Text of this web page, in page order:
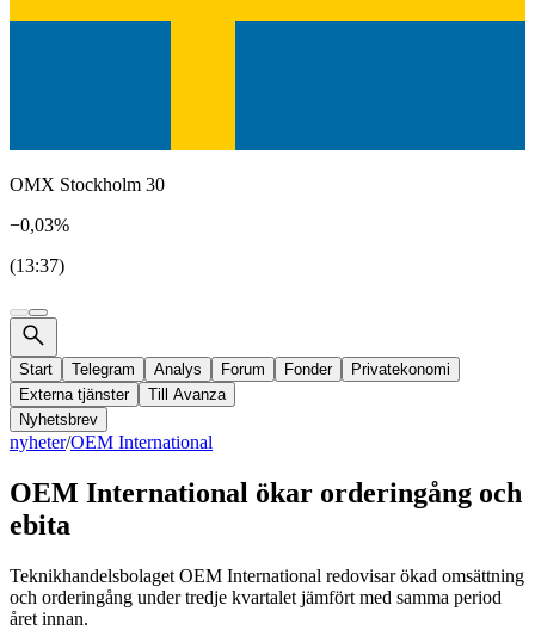
OMX Stockholm 30
−0,03%
(13:37)
Start Telegram Analys Forum Fonder
Privatekonomi
Externa tjänster
Till Avanza
Nyhetsbrev
nyheter/OEM International
OEM International ökar orderingång och
ebita
Teknikhandelsbolaget OEM International redovisar ökad omsättning
och orderingång under tredje kvartalet jämfört med samma period
året innan.